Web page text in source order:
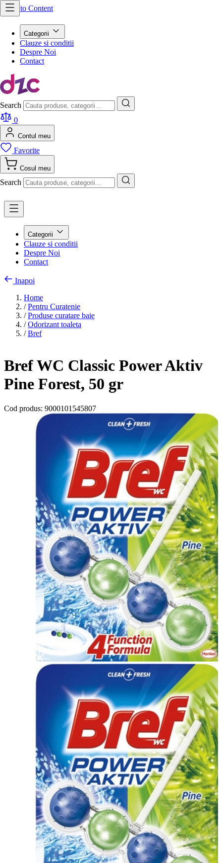
Skip to Content
Categorii
Clauze si conditii
Despre Noi
Contact
Search
0
Contul meu
Favorite
Cosul meu
Search
Categorii
Clauze si conditii
Despre Noi
Contact
Inapoi
Home
/ Pentru Curatenie
/ Produse curatare baie
/ Odorizant toaleta
/ Bref
Bref WC Classic Power Aktiv
Pine Forest, 50 gr
Cod produs: 9000101545807